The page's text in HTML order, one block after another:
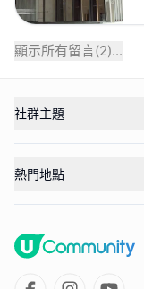
顯示所有留言(2)...
社群主題
熱門地點